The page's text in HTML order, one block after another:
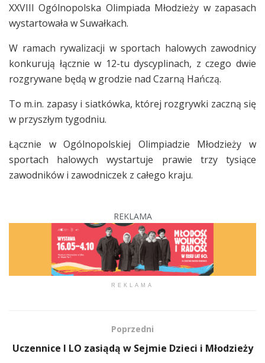
XXVIII Ogólnopolska Olimpiada Młodzieży w zapasach
wystartowała w Suwałkach.
W ramach rywalizacji w sportach halowych zawodnicy
konkurują łącznie w 12-tu dyscyplinach, z czego dwie
rozgrywane będą w grodzie nad Czarną Hańczą.
To m.in. zapasy i siatkówka, której rozgrywki zaczną się
w przyszłym tygodniu.
Łącznie w Ogólnopolskiej Olimpiadzie Młodzieży w
sportach halowych wystartuje prawie trzy tysiące
zawodników i zawodniczek z całego kraju.
REKLAMA
REKLAMA
Poprzedni
Uczennice I LO zasiądą w Sejmie Dzieci i Młodzieży